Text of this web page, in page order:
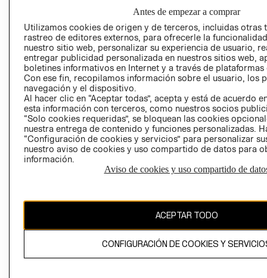
AVISO DE
PRIVACIDAD
GIFT CARD
El contenido de esta página web está protegido por copyright y es
propiedad de H&M Hennes & Mauritz AB
Antes de empezar a comprar
Utilizamos cookies de origen y de terceros, incluidas otras
rastreo de editores externos, para ofrecerle la
nuestro sitio web, personalizar su experiencia de usuario,
entregar publicidad personalizada en nuestros sitios web,
boletines informativos en Internet y a través de plataformas
Con ese fin, recopilamos información sobre el usuario, los
navegación y el dispositivo.
Al hacer clic en “Aceptar todas”, acepta y está de acuerdo
esta información con terceros, como nuestros socios
“Solo cookies requeridas”, se bloquean las cookies
nuestra entrega de contenido y funciones personalizadas.
“Configuración de cookies y servicios” para personalizar
nuestro aviso de cookies y uso compartido de datos para
información.
Aviso de cookies y uso compartido de
ACEPTAR TODO
CONFIGURACIÓN DE COOKIES Y